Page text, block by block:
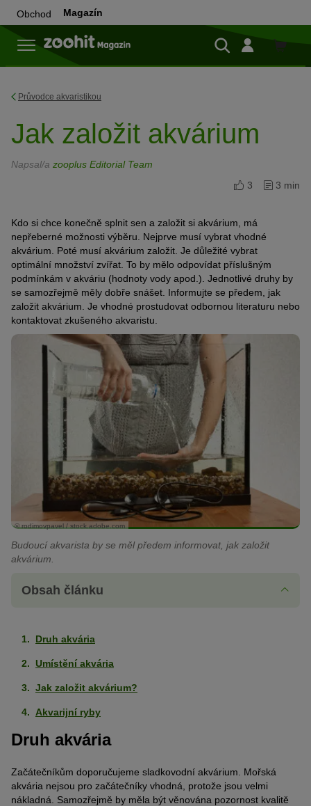
Obchod Magazín
Do
Průvodce akvaristikou
Jak založit akvárium
Napsal/a zooplus Editorial Team
3
3 min
Kdo si chce konečně splnit sen a založit si akvárium, má
nepřeberné možnosti výběru. Nejprve musí vybrat vhodné
akvárium. Poté musí akvárium založit. Je důležité vybrat
optimální množství zvířat. To by mělo odpovídat příslušným
podmínkám v akváriu (hodnoty vody apod.). Jednotlivé druhy by
se samozřejmě měly dobře snášet. Informujte se předem, jak
založit akvárium. Je vhodné prostudovat odbornou literaturu nebo
kontaktovat zkušeného akvaristu.
© rodimovpavel / stock.adobe.com
Budoucí akvarista by se měl předem informovat, jak založit
akvárium.
Obsah článku
Druh akvária
Umístění akvária
Jak založit akvárium?
Akvarijní ryby
Druh akvária
Začátečníkům doporučujeme sladkovodní akvárium. Mořská
akvária nejsou pro začátečníky vhodná, protože jsou velmi
nákladná. Samozřejmě by měla být věnována pozornost kvalitě